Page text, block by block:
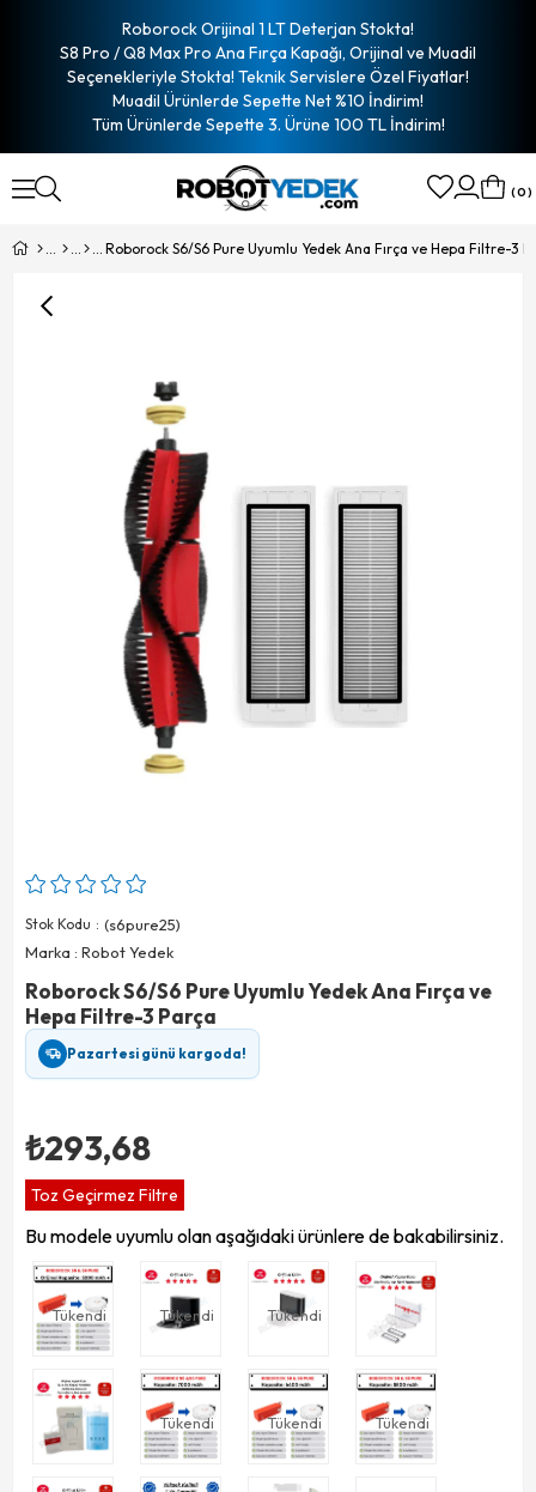
Roborock Orijinal 1 LT Deterjan Stokta!
S8 Pro / Q8 Max Pro Ana Fırça Kapağı, Orijinal ve Muadil
Seçenekleriyle Stokta! Teknik Servislere Özel Fiyatlar!
Muadil Ürünlerde Sepette Net %10 İndirim!
Tüm Ürünlerde Sepette 3. Ürüne 100 TL İndirim!
0
Roborock S6/S6 Pure Uyumlu Yedek Ana Fırça ve Hepa Filtre-3
Stok Kodu
(s6pure25)
Marka : Robot Yedek
Roborock S6/S6 Pure Uyumlu Yedek Ana Fırça ve
Hepa Filtre-3 Parça
Pazartesi günü kargoda!
₺293,68
Toz Geçirmez Filtre
Bu modele uyumlu olan aşağıdaki ürünlere de bakabilirsiniz.
Tükendi Tükendi Tükendi
Tükendi Tükendi Tükendi